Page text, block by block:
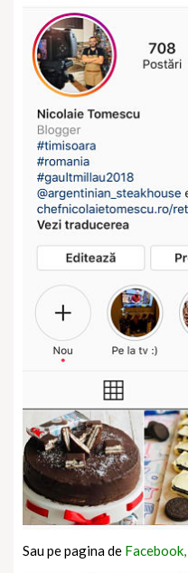
Sau pe pagina de Facebook,